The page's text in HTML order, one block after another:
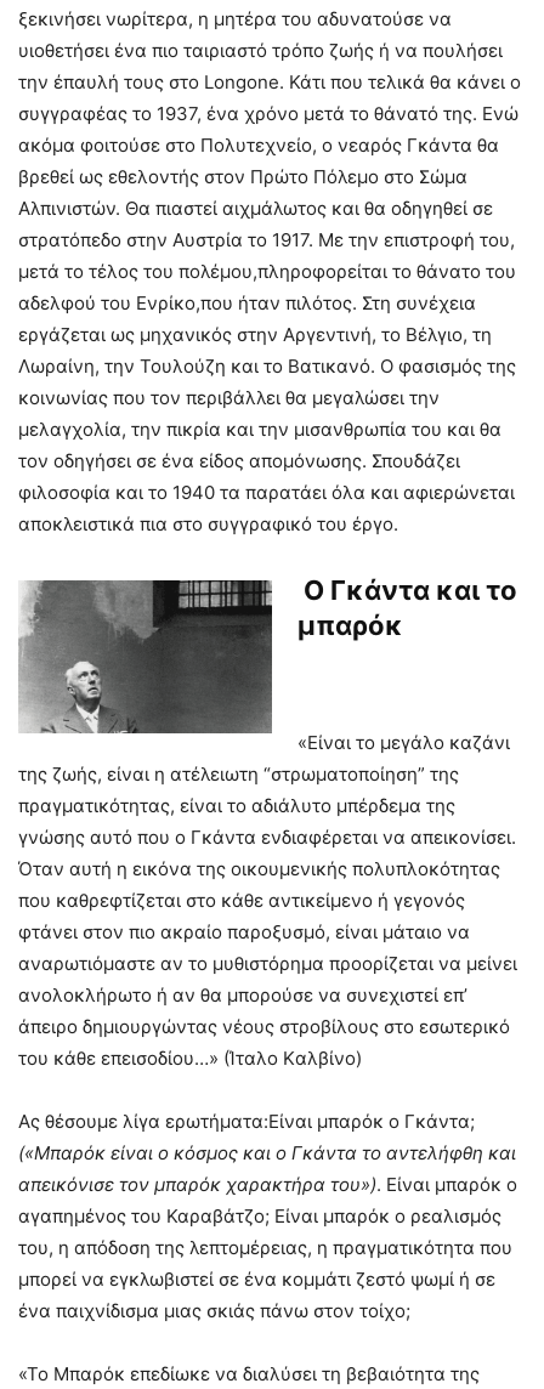
ξεκινήσει νωρίτερα, η μητέρα του αδυνατούσε να
υιοθετήσει ένα πιο ταιριαστό τρόπο ζωής ή να πουλήσει
την έπαυλή τους στο Longone. Κάτι που τελικά θα κάνει ο
συγγραφέας το 1937, ένα χρόνο μετά το θάνατό της. Ενώ
ακόμα φοιτούσε στο Πολυτεχνείο, ο νεαρός Γκάντα θα
βρεθεί ως εθελοντής στον Πρώτο Πόλεμο στο Σώμα
Αλπινιστών. Θα πιαστεί αιχμάλωτος και θα οδηγηθεί σε
στρατόπεδο στην Αυστρία το 1917. Με την επιστροφή του,
μετά το τέλος του πολέμου,πληροφορείται το θάνατο του
αδελφού του Ενρίκο,που ήταν πιλότος. Στη συνέχεια
εργάζεται ως μηχανικός στην Αργεντινή, το Βέλγιο, τη
Λωραίνη, την Τουλούζη και το Βατικανό. Ο φασισμός της
κοινωνίας που τον περιβάλλει θα μεγαλώσει την
μελαγχολία, την πικρία και την μισανθρωπία του και θα
τον οδηγήσει σε ένα είδος απομόνωσης. Σπουδάζει
φιλοσοφία και το 1940 τα παρατάει όλα και αφιερώνεται
αποκλειστικά πια στο συγγραφικό του έργο.
Ο Γκάντα και το
μπαρόκ
«Είναι το μεγάλο καζάνι
της ζωής, είναι η ατέλειωτη “στρωματοποίηση” της
πραγματικότητας, είναι το αδιάλυτο μπέρδεμα της
γνώσης αυτό που ο Γκάντα ενδιαφέρεται να απεικονίσει.
Όταν αυτή η εικόνα της οικουμενικής πολυπλοκότητας
που καθρεφτίζεται στο κάθε αντικείμενο ή γεγονός
φτάνει στον πιο ακραίο παροξυσμό, είναι μάταιο να
αναρωτιόμαστε αν το μυθιστόρημα προορίζεται να μείνει
ανολοκλήρωτο ή αν θα μπορούσε να συνεχιστεί επ’
άπειρο δημιουργώντας νέους στροβίλους στο εσωτερικό
του κάθε επεισοδίου…» (Ίταλο Kαλβίνο)
Ας θέσουμε λίγα ερωτήματα:Είναι μπαρόκ ο Γκάντα;
(«Μπαρόκ είναι ο κόσμος και ο Γκάντα το αντελήφθη και
απεικόνισε τον μπαρόκ χαρακτήρα του»). Είναι μπαρόκ ο
αγαπημένος του Καραβάτζο; Είναι μπαρόκ ο ρεαλισμός
του, η απόδοση της λεπτομέρειας, η πραγματικότητα που
μπορεί να εγκλωβιστεί σε ένα κομμάτι ζεστό ψωμί ή σε
ένα παιχνίδισμα μιας σκιάς πάνω στον τοίχο;
«Το Μπαρόκ επεδίωκε να διαλύσει τη βεβαιότητα της